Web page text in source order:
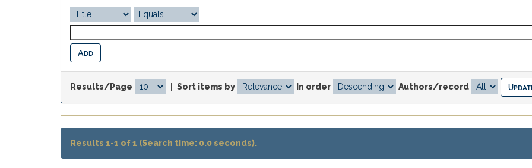
Results/Page Sort items by In order Authors/record
Results 1-1 of 1 (Search time: 0.0 seconds).